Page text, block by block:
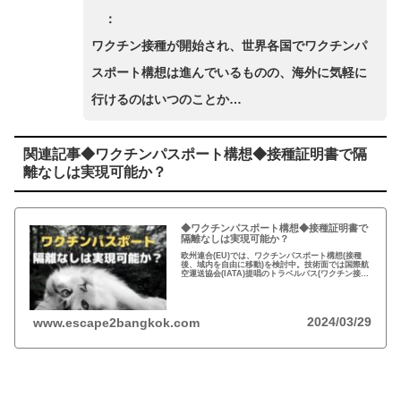
：
ワクチン接種が開始され、世界各国でワクチンパ
スポート構想は進んでいるものの、海外に気軽に
行けるのはいつのことか…
関連記事◆ワクチンパスポート構想◆接種証明書で隔
離なしは実現可能か？
◆ワクチンパスポート構想◆接種証明書で
隔離なしは実現可能か？
欧州連合(EU)では、ワクチンパスポート構想(接種
後、域内を自由に移動)を検討中。技術面では国際航
空運送協会(IATA)提唱のトラベルパス(ワクチン接種
www.escape2bangkok.com 2024/03/29